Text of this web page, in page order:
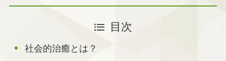
目次
社会的治癒とは？